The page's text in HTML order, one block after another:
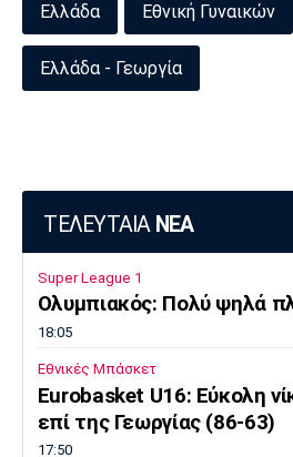
Ελλάδα Εθνική Γυναικών
Ελλάδα - Γεωργία
ΤΕΛΕΥΤΑΙΑ ΝΕΑ
Super League 1
Ολυμπιακός: Πολύ ψηλά
18:05
Εθνικές Μπάσκετ
Eurobasket U16: Εύκολη
επί της Γεωργίας (86-63)
17:50